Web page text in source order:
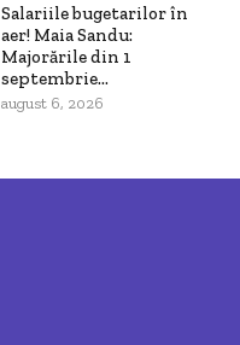
Salariile bugetarilor în
aer! Maia Sandu:
Majorările din 1
septembrie...
august 6, 2026